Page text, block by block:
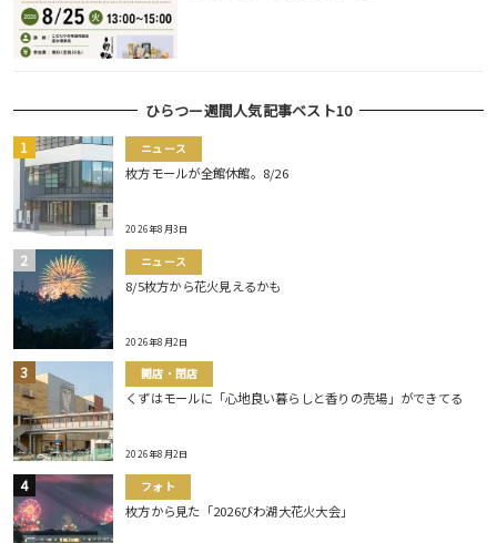
ひらつー週間人気記事ベスト10
ニュース
枚方モールが全館休館。8/26
2026年8月3日
ニュース
8/5枚方から花火見えるかも
2026年8月2日
開店・閉店
くずはモールに「心地良い暮らしと香りの売場」ができてる
2026年8月2日
フォト
枚方から見た「2026びわ湖大花火大会」